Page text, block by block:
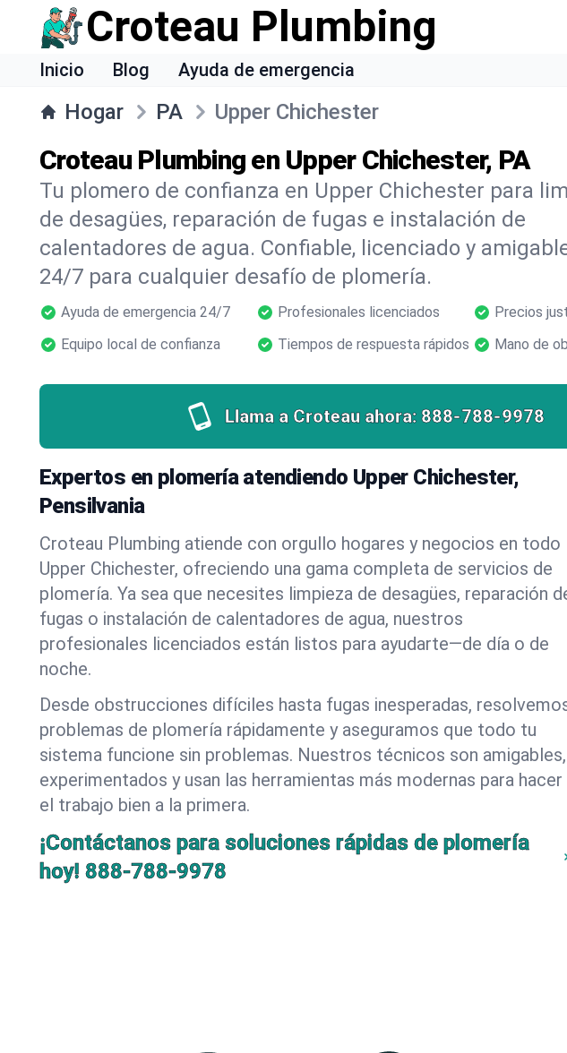
Croteau Plumbing
Inicio Blog Ayuda de emergencia
Hogar PA Upper Chichester
Croteau Plumbing en Upper Chichester, PA
Tu plomero de confianza en Upper Chichester para
de desagües, reparación de fugas e instalación de
calentadores de agua. Confiable, licenciado y
24/7 para cualquier desafío de plomería.
Ayuda de emergencia 24/7 Profesionales licenciados
Precios
Equipo local de confianza
Tiempos de respuesta rápidos Mano de
Llama a Croteau ahora: 888-788-9978
Expertos en plomería atendiendo Upper Chichester,
Pensilvania
Croteau Plumbing atiende con orgullo hogares y negocios en todo
Upper Chichester, ofreciendo una gama completa de servicios de
plomería. Ya sea que necesites limpieza de desagües, reparación
fugas o instalación de calentadores de agua, nuestros
profesionales licenciados están listos para ayudarte—de día o de
noche.
Desde obstrucciones difíciles hasta fugas inesperadas,
problemas de plomería rápidamente y aseguramos que todo tu
sistema funcione sin problemas. Nuestros técnicos son amigables,
experimentados y usan las herramientas más modernas para hacer
el trabajo bien a la primera.
¡Contáctanos para soluciones rápidas de plomería
hoy! 888-788-9978